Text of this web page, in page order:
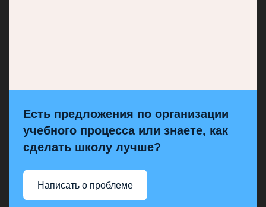
Есть предложения по организации
учебного процесса или знаете, как
сделать школу лучше?
Написать о проблеме